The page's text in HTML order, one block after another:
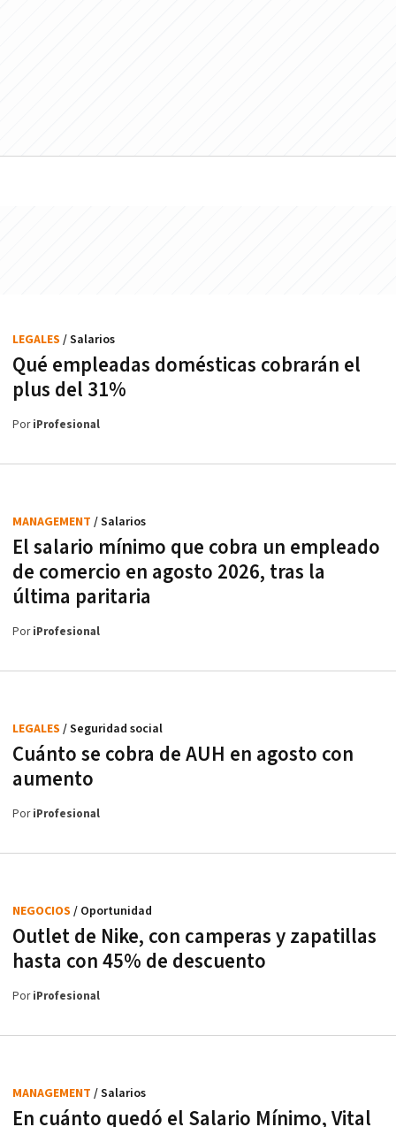
Qué empleadas domésticas cobrarán el
plus del 31%
LEGALES / Salarios
PoriProfesional
El salario mínimo que cobra un empleado
de comercio en agosto 2026, tras la
última paritaria
MANAGEMENT / Salarios
PoriProfesional
Cuánto se cobra de AUH en agosto con
aumento
LEGALES / Seguridad social
PoriProfesional
Outlet de Nike, con camperas y zapatillas
hasta con 45% de descuento
NEGOCIOS / Oportunidad
PoriProfesional
En cuánto quedó el Salario Mínimo, Vital
MANAGEMENT / Salarios